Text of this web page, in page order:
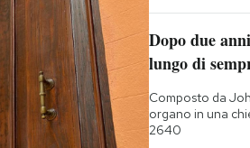
Dopo due
lungo di
Composto da
organo in una
2640